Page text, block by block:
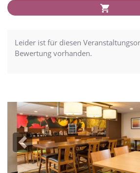
Leider ist für diesen
Bewertung vorhanden.
Previous